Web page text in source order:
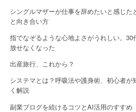
シングルマザーが仕事を辞めたいと感じた
と向き合い方
指でなぞるような心地よさがうれしい。
放せなくなった
出産旅行、これから？
システマとは？呼吸法や護身術、初心者が
く解説
副業ブログを続けるコツとAI活用のすすめ